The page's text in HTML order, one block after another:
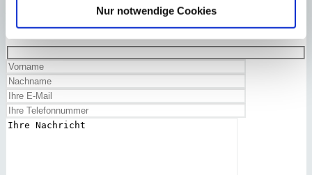
Nur notwendige Cookies
Anfrage starten für: Port AndratxExklusives Stadthaus
mit Dachterrasse und Ladenlokal